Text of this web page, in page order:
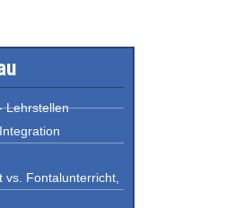
Lehrstellen
vs. Fontalunterricht,